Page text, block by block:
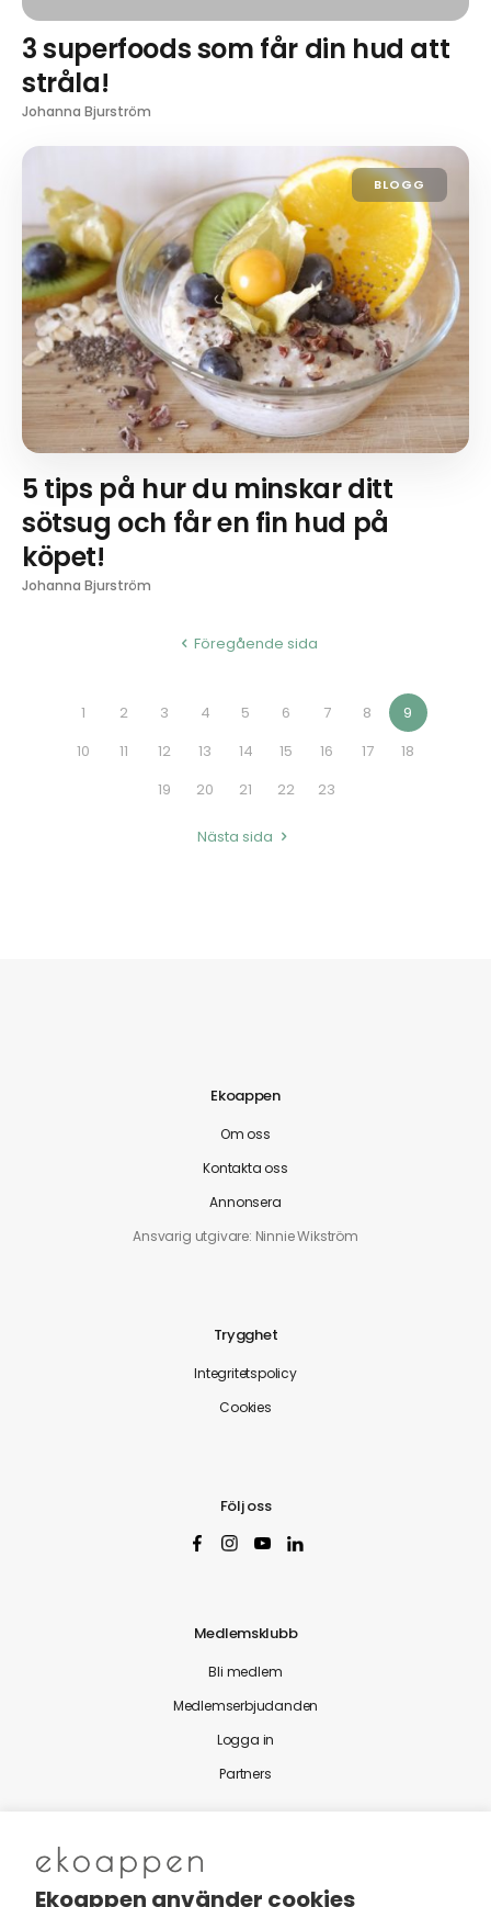
3 superfoods som får din hud att
stråla!
Johanna Bjurström
BLOGG
5 tips på hur du minskar ditt
sötsug och får en fin hud på
köpet!
Johanna Bjurström
Föregående sida
1 2 3 4 5 6 7 8
9
10
11 12 13 14 15 16 17
18
19
20 21 22 23
Nästa sida
Ekoappen
Om oss
Kontakta oss
Annonsera
Ansvarig utgivare: Ninnie Wikström
Trygghet
Integritetspolicy
Cookies
Följ oss
Medlemsklubb
Bli medlem
Medlemserbjudanden
Logga in
Partners
Nytt från Ekoappen
Ekoappen använder cookies